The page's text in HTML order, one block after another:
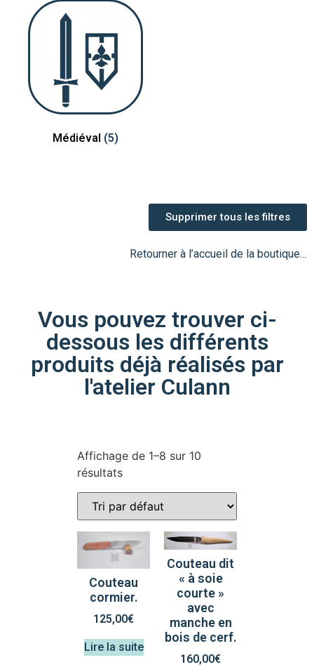
Médiéval (5)
Supprimer tous les filtres
Retourner à l’accueil de la boutique…
Vous pouvez trouver ci-
dessous les différents
produits déjà réalisés par
l'atelier Culann
Affichage de 1–8 sur 10
résultats
Couteau
cormier.
125,00€
Lire la suite
Couteau dit
« à soie
courte »
avec
manche en
bois de cerf.
160,00€